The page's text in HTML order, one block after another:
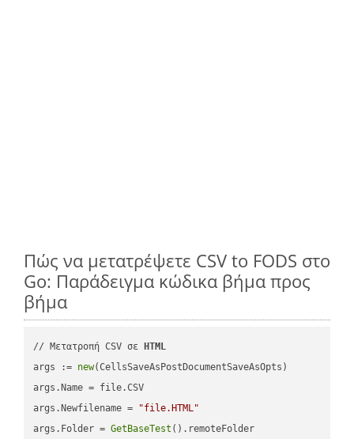
Πώς να μετατρέψετε CSV to FODS στο
Go: Παράδειγμα κώδικα βήμα προς
βήμα
// Μετατροπή CSV σε
HTML
args := new(CellsSaveAsPostDocumentSaveAsOpts)
args.Name = file.CSV
args.Newfilename =
"file.HTML"
args.Folder = GetBaseTest ().remoteFolder